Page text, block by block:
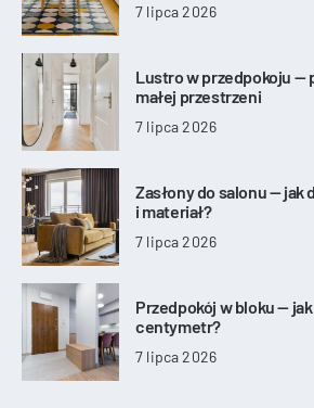
7 lipca 2026
Lustro w przedpokoju —
małej przestrzeni
7 lipca 2026
Zasłony do salonu — jak
i materiał?
7 lipca 2026
Przedpokój w bloku —
centymetr?
7 lipca 2026